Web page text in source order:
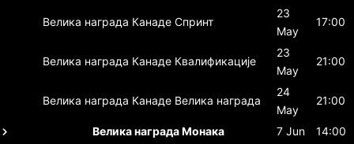
Велика награда Канаде Спринт
23
May
17:00
Велика награда Канаде Квалификације
23
May
21:00
Велика награда Канаде Велика награда
24
May
21:00
Велика награда Монака 7 Jun
14:00